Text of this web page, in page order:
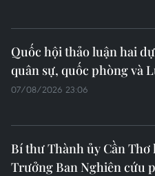
Quốc hội thảo luận hai
quân sự, quốc phòng và
07/08/2026 23:06
Bí thư Thành ủy Cần Thơ
Trưởng Ban Nghiên cứu